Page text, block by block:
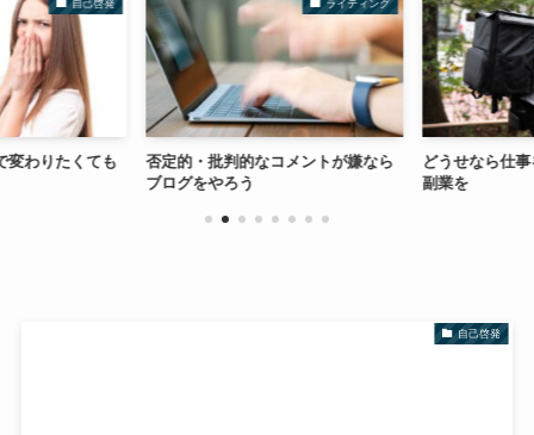
自己啓発
わりたくても
ライティング
否定的・批判的なコメントが嫌なら
ブログをやろう
どうせなら仕事
副業を
自己啓発